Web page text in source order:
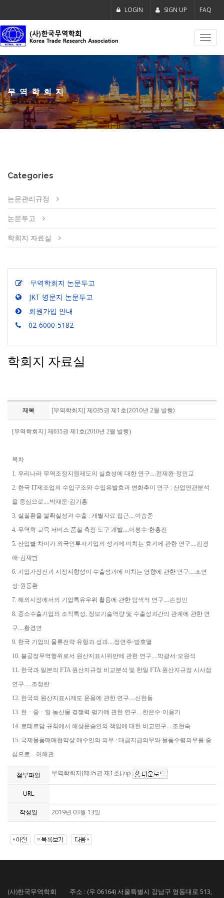
LOGIN SIGN UP FAQ
무역학회지
Categories
논문관리규정
논문투고
학회지 자료실
무역학회지 논문투고
JKT 영문지 논문투고
회원가입 안내
02-6000-5182
학회지 자료실
제목 [무역학회지] 제035권 제1호(2010년 2월 발행)
[무역학회지] 제035권 제1호(2010년 2월 발행)
목차
1. 우리나라 무역조정지원제도의 실효성에 대한 연구....전재완·정인교
2. 한국 IT제조업의 수입구조와 수입유발효과 변화추이 연구 : 산업연관분석
을 중심으로....박재운·김기홍
3. 실질환율 불확실성과 수출 : 개별자료 접근....이승준
4. 무역학 교육 서비스 품질 측정 도구 개발....이봉수·한홍진
5. 산업별 차이가 외국인투자기업의 성과에 미치는 효과에 관한 연구....김경
애·김재범
6. 기업가정신과 시장지향성이 수출성과에 미치는 영향에 관한 연구....조연
성·원동환
7. 해외시장에서의 기업특유우위 활용에 관한 탐색적 연구....손정민
8. 중소수출기업의 조직특성, 정보기술역량 및 수출성과간의 관계에 관한 연
구....황경연
9. 한국 기업의 물류전략 유형과 성과....정연주·방호열
10. 불공정무역행위로서 원산지표시위반에 관한 연구....박광서·오원석
11. 한국과 일본의 FTA 원산지규정 비교분석 및 한일 FTA 원산지규정 시사점
연구.....조정란
12. 한국의 원산지표시제도 운용에 관한 연구....신한동
13. 한ㆍ중ㆍ일 농산물 경쟁력 평가에 관한 연구....한은수·이용기
14. 로테르담 규칙에서 해상운송인의 책임에 대한 비교연구....조현숙
15. 국제물품매매협약상 매수인의 의무 : 대금지급의무와 물품수령의무를 중
심으로....허해관
첨부파일 무역학회지(제35권 제1호).zip
URL
작성일 2019년 03월 13일
(사)한국무역학회 주소 : (우 06164) 서울특별시 강남구 영동대로 513,